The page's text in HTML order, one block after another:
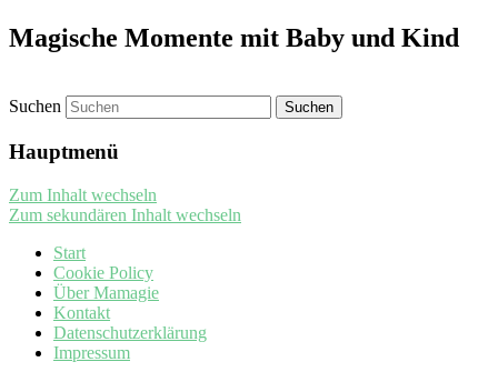
Magische Momente mit Baby und Kind
Suchen
Hauptmenü
Zum Inhalt wechseln
Zum sekundären Inhalt wechseln
Start
Cookie Policy
Über Mamagie
Kontakt
Datenschutzerklärung
Impressum